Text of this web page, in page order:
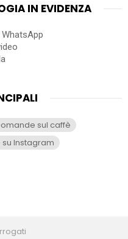
IN EVIDENZA
sul caffè
su Instagram